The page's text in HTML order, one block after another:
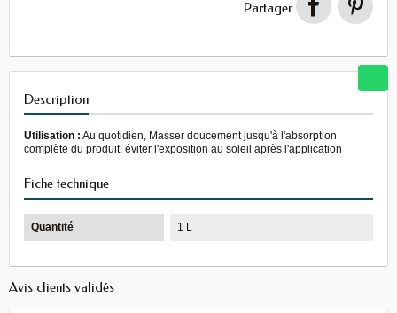
Partager
Description
Utilisation : Au quotidien, Masser doucement jusqu'à l'absorption
complète du produit, éviter l'exposition au soleil après l'application
Fiche technique
Quantité 1 L
Avis clients validés